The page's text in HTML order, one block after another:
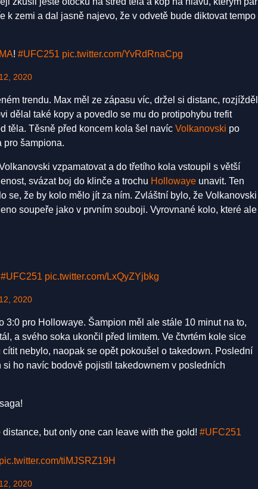
k zemi a dal jasně najevo, že v odvetě bude diktovat tempo
! #UFC251 pic.twitter.com/YvRdRnaCpg
2020
trendu. Max měl ze zápasu víc, držel si distanc, rozjížděl
dělal také kopy a povedlo se mu do protipohybu trefit
těla. Těsně před koncem kola šel navíc Volkanovski po
pro šampiona.
vzpamatovat a do třetího kola vstoupil s větší
svázat boj do klinče a trochu Hollowaye unavit. Ten
se, že by kolo mělo jít za ním. Zvláštní bylo, že Volkanovski
soupeře jako v prvním souboji. Vyrovnané kolo, které ale
#UFC251 pic.twitter.com/LxQyZYjbkg
2020
3:0 pro Hollowaye. Šampion měl ale stále 10 minut na to,
a svého soka ukončil před limitem. Ve čtvrtém kole sice
nebylo, naopak se opět pokoušel o takedown. Poslední
ho navíc bodově pojistil takedownem v posledních
but only one can leave with the gold! #UFC251
pic.twitter.com/tiMJSRZ19H
2020